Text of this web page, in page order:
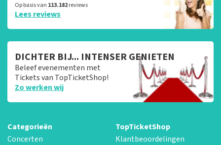
Op basis van 113.182reviews
Lees reviews
DICHTER BIJ... INTENSER GENIETEN
Beleef evenementen met
Tickets van TopTicketShop!
Zo werken wij
Categorieën
Concerten
TopTicketShop
Klantbeoordelingen